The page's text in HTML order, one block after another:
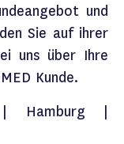
und
Sie auf ihrer
uns über Ihre
Kunde.​
| Hamburg |